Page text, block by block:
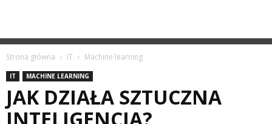
Strona główna IT Machine learning
IT MACHINE LEARNING
JAK DZIAŁA SZTUCZNA